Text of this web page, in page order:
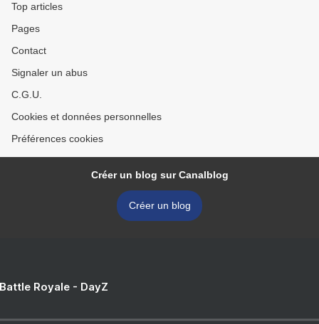
Top articles
Pages
Contact
Signaler un abus
C.G.U.
Cookies et données personnelles
Préférences cookies
Créer un blog sur Canalblog
Créer un blog
Royale - DayZ